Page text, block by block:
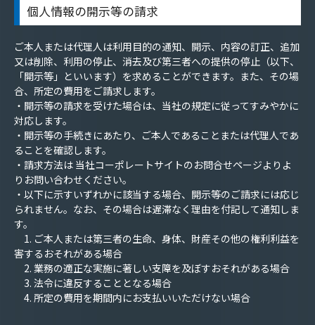
個人情報の開示等の請求
ご本人または代理人は利用目的の通知、開示、内容の訂正、追加
又は削除、利用の停止、消去及び第三者への提供の停止（以下、
「開示等」といいます）を求めることができます。また、その場
合、所定の費用をご請求します。
・開示等の請求を受けた場合は、当社の規定に従ってすみやかに
対応します。
・開示等の手続きにあたり、ご本人であることまたは代理人であ
ることを確認します。
・請求方法は 当社コーポレートサイトのお問合せページよりよ
りお問い合わせください。
・以下に示すいずれかに該当する場合、開示等のご請求には応じ
られません。なお、その場合は遅滞なく理由を付記して通知しま
す。
1. ご本人または第三者の生命、身体、財産その他の権利利益を
害するおそれがある場合
2. 業務の適正な実施に著しい支障を及ぼすおそれがある場合
3. 法令に違反することとなる場合
4. 所定の費用を期間内にお支払いいただけない場合